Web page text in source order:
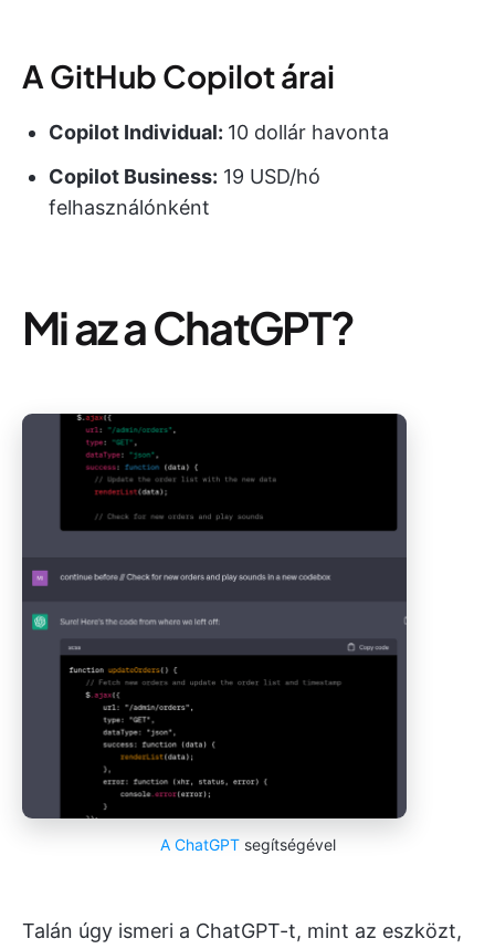
A GitHub Copilot árai
Copilot Individual: 10 dollár havonta
Copilot Business: 19 USD/hó
felhasználónként
Mi az a ChatGPT?
A ChatGPTsegítségével
Talán úgy ismeri a ChatGPT-t, mint az eszközt,